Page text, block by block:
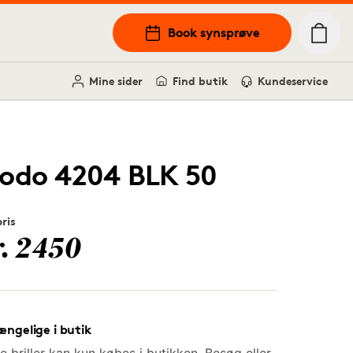
Book synsprøve
Mine sider Find butik Kundeservice
4204 BLK 50
2450
i butik